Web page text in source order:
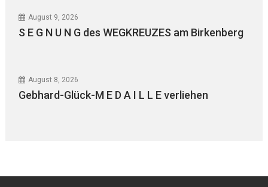
August 9, 2026
S E G N U N G des WEGKREUZES am Birkenberg
August 8, 2026
Gebhard-Glück-M E D A I L L E verliehen